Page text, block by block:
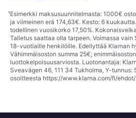
¹Esimerkki maksusuunnitelmasta: 1000€
ja viimeinen erä 174,63€. Kesto: 6
todellinen vuosikorko 17,50%.
Talletus saattaa olla tarpeen. Voimassa
18-vuotiaille henkilöille. Edellyttää Klarnan
Vähimmäisoston summa 25€;
luottokelpoisuusarviosta. Luotonantaja:
Sveavägen 46, 111 34 Tukholma, Y-
osoitteesta https://www.klarna.com/fi/ehdot/